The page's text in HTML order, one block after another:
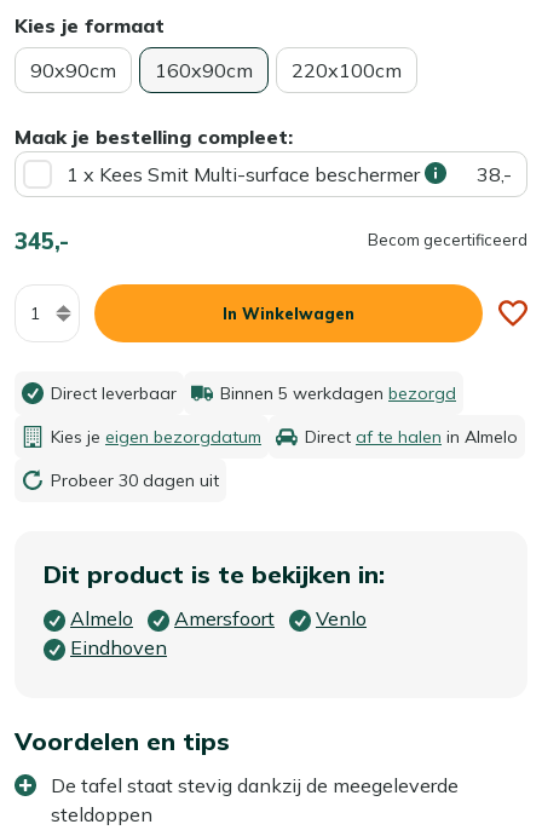
Kies je formaat
90x90cm
160x90cm 220x100cm
Maak je bestelling compleet:
1 x Kees Smit Multi-surface beschermer
38,-
345,- Becom gecertificeerd
Aantal
In Winkelwagen
Direct leverbaar Binnen 5 werkdagen bezorgd
Kies je eigen bezorgdatum Direct af te halen in Almelo
Probeer 30 dagen uit
Dit product is te bekijken in:
Almelo Amersfoort
Venlo
Eindhoven
Voordelen en tips
De tafel staat stevig dankzij de meegeleverde
steldoppen